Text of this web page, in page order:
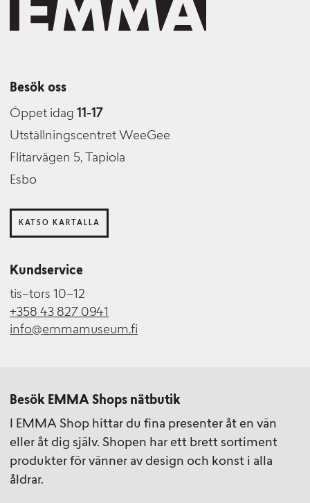
Besök oss
Öppet idag 11-17
Utställningscentret WeeGee
Flitarvägen 5, Tapiola
Esbo
KATSO KARTALLA
Kundservice
tis–tors 10–12
+358 43 827 0941
info@emmamuseum.fi
Besök EMMA Shops nätbutik
I EMMA Shop hittar du fina presenter åt en vän
eller åt dig själv. Shopen har ett brett sortiment
produkter för vänner av design och konst i alla
åldrar.